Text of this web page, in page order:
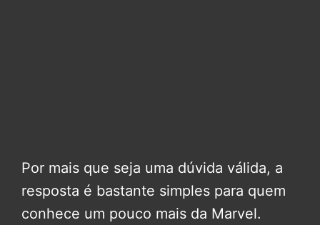
Por mais que seja uma dúvida válida, a
resposta é bastante simples para quem
conhece um pouco mais da Marvel.